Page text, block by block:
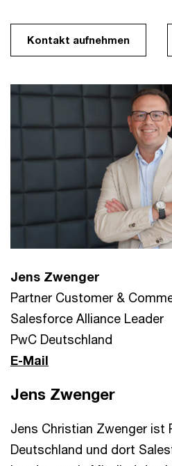
Kontakt aufnehmen
Jens Zwenger
Partner Customer &
Salesforce Alliance Leader
PwC Deutschland
E-Mail
Jens Zwenger
Jens Christian Zwenger ist
Deutschland und dort